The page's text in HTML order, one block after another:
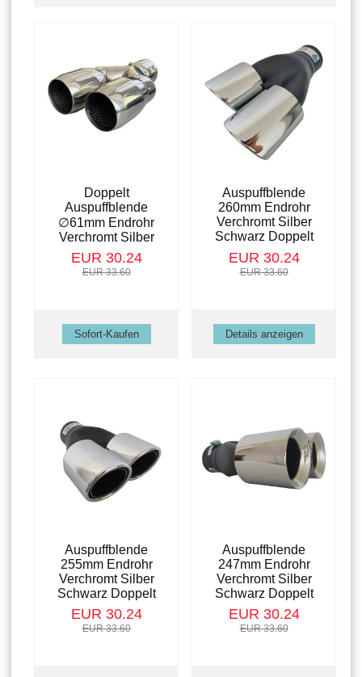
Doppelt
Auspuffblende
∅61mm Endrohr
Verchromt Silber
EUR 30.24
EUR 33.60
Auspuffblende
260mm Endrohr
Verchromt Silber
Schwarz Doppelt
EUR 30.24
EUR 33.60
Details anzeigen
Auspuffblende
255mm Endrohr
Verchromt Silber
Schwarz Doppelt
EUR 30.24
EUR 33.60
Auspuffblende
247mm Endrohr
Verchromt Silber
Schwarz Doppelt
EUR 30.24
EUR 33.60